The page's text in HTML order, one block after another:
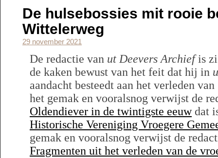
De hulsebossies mit rooie
Wittelerweg
29 november 2021
De redactie van ut Deevers Archiefis
de kaken bewust van het feit dat hij in
aandacht besteedt aan het verleden van
het gemak en vooralsnog verwijst de
Oldendiever in de twintigste eeuwdat
Historische Vereniging Vroegere
gemak en vooralsnog verwijst de
Fragmenten uit het verleden van de